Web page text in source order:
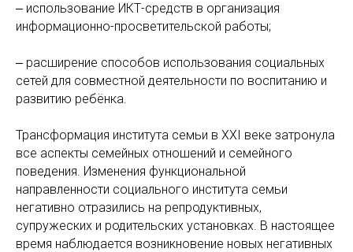
‒ использование ИКТ-средств в организация
информационно-просветительской работы;
‒ расширение способов использования социальных
сетей для совместной деятельности по воспитанию и
развитию ребёнка.
Трансформация института семьи в XXI веке затронула
все аспекты семейных отношений и семейного
поведения. Изменения функциональной
направленности социального института семьи
негативно отразились на репродуктивных,
супружеских и родительских установках. В настоящее
время наблюдается возникновение новых негативных